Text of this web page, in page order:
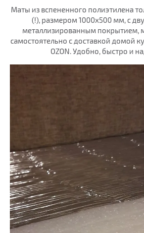
Маты из вспененного полиэтилена
(!), размером 1000х500 мм, с
металлизированным покрытием,
самостоятельно с доставкой домой
OZON. Удобно, быстро и